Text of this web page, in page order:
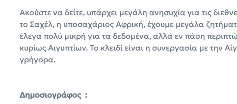
Ακούστε να δείτε, υπάρχει μεγάλη ανησυχία για τις
το Σαχέλ, η υποσαχάριος Αφρική, έχουμε μεγάλα
έλεγα πολύ μικρή για τα δεδομένα, αλλά εν πάση
κυρίως Αιγυπτίων. Το κλειδί είναι η συνεργασία με την
γρήγορα.
Δημοσιογράφος :